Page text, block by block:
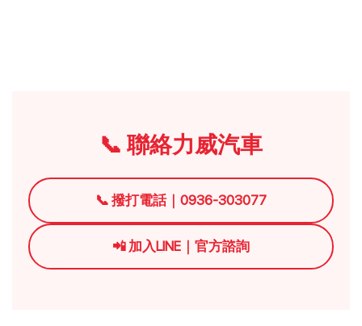
📞 聯絡力威汽車
📞 撥打電話｜0936-303077
📲 加入LINE｜官方諮詢